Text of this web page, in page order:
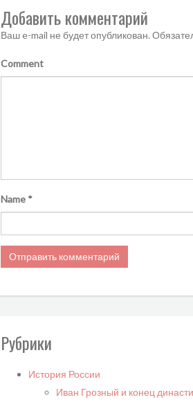
Добавить комментарий
Ваш e-mail не будет опубликован.
Comment
Name *
Рубрики
История России
Иван Грозный и конец